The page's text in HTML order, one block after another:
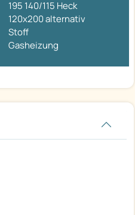
195 140/115 Heck
120x200 alternativ
Stoff
Gasheizung